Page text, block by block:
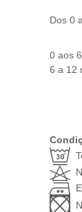
Dos 0
0 aos
6 a 12